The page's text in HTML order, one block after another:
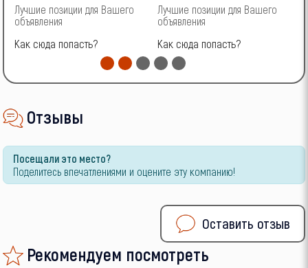
Лучшие позиции для Вашего
объявления
Как сюда попасть?
Лучшие позиции для Вашего
объявления
Как сюда попасть?
Отзывы
Посещали это место?
Поделитесь впечатлениями и оцените эту компанию!
Оставить отзыв
Рекомендуем посмотреть